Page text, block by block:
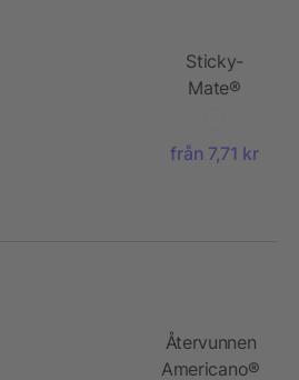
Sticky-
Mate®
återvunnet
från 7,71 kr
Återvunnen
Americano®